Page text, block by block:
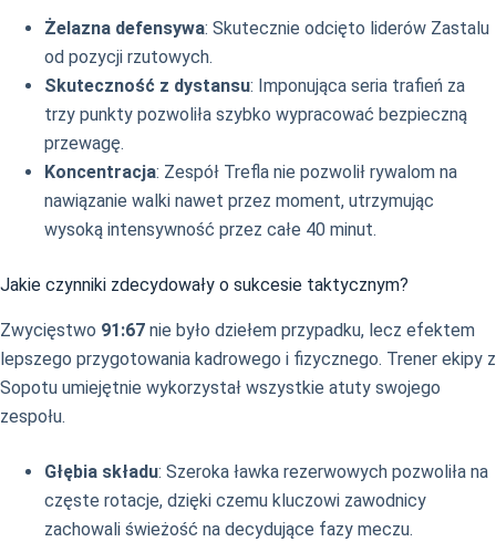
Żelazna defensywa: Skutecznie odcięto liderów Zastalu
od pozycji rzutowych.
Skuteczność z dystansu: Imponująca seria trafień za
trzy punkty pozwoliła szybko wypracować bezpieczną
przewagę.
Koncentracja: Zespół Trefla nie pozwolił rywalom na
nawiązanie walki nawet przez moment, utrzymując
wysoką intensywność przez całe 40 minut.
Jakie czynniki zdecydowały o sukcesie taktycznym?
Zwycięstwo 91:67 nie było dziełem przypadku, lecz efektem
lepszego przygotowania kadrowego i fizycznego. Trener ekipy z
Sopotu umiejętnie wykorzystał wszystkie atuty swojego
zespołu.
Głębia składu: Szeroka ławka rezerwowych pozwoliła na
częste rotacje, dzięki czemu kluczowi zawodnicy
zachowali świeżość na decydujące fazy meczu.